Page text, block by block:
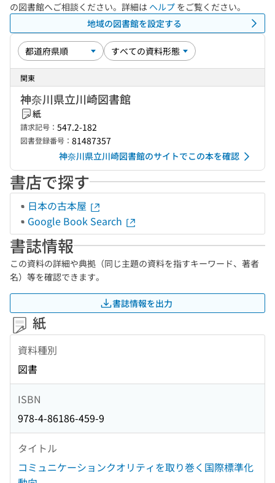
の図書館へご相談ください。詳細は ヘルプ をご覧ください。
地域の図書館を設定する
関東
神奈川県立川崎図書館
紙
請求記号： 547.2-182
図書登録番号： 81487357
神奈川県立川崎図書館のサイトでこの本を確認
書店で探す
日本の古本屋
Google Book Search
書誌情報
この資料の詳細や典拠（同じ主題の資料を指すキーワード、著者
名）等を確認できます。
書誌情報を出力
紙
資料種別
図書
ISBN
978-4-86186-459-9
タイトル
コミュニケーションクオリティを取り巻く国際標準化